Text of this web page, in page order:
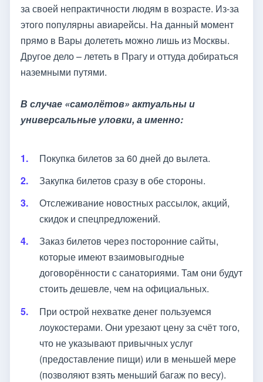
за своей непрактичности людям в возрасте. Из-за
этого популярны авиарейсы. На данный момент
прямо в Вары долететь можно лишь из Москвы.
Другое дело – лететь в Прагу и оттуда добираться
наземными путями.
В случае «самолётов» актуальны и
универсальные уловки, а именно:
Покупка билетов за 60 дней до вылета.
Закупка билетов сразу в обе стороны.
Отслеживание новостных рассылок, акций,
скидок и спецпредложений.
Заказ билетов через посторонние сайты,
которые имеют взаимовыгодные
договорённости с санаториями. Там они будут
стоить дешевле, чем на официальных.
При острой нехватке денег пользуемся
лоукостерами. Они урезают цену за счёт того,
что не указывают привычных услуг
(предоставление пищи) или в меньшей мере
(позволяют взять меньший багаж по весу).